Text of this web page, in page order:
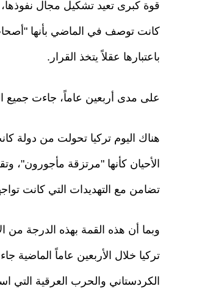
قوة كبرى تعيد تشكيل مجال نفوذها،
كانت توصف في الماضي بأنها "أصحاب
باعتبارها عقلاً يتخذ القرار.
على مدى أربعين عاماً، جاءت جميع
هناك اليوم تركيا تحولت من دولة
الأحيان كأنها "مرتزقة مأجورون"،
تضامن مع التهديدات التي كانت
وبما أن هذه القمة بهذه الدرجة من
تركيا خلال الأربعين عاماً
الكردستاني والحرب العرقية التي